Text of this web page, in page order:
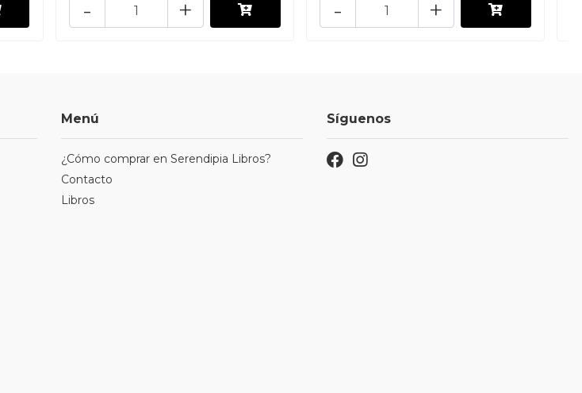
- + - +
Menú
¿Cómo comprar en Serendipia Libros?
Contacto
Libros
Síguenos